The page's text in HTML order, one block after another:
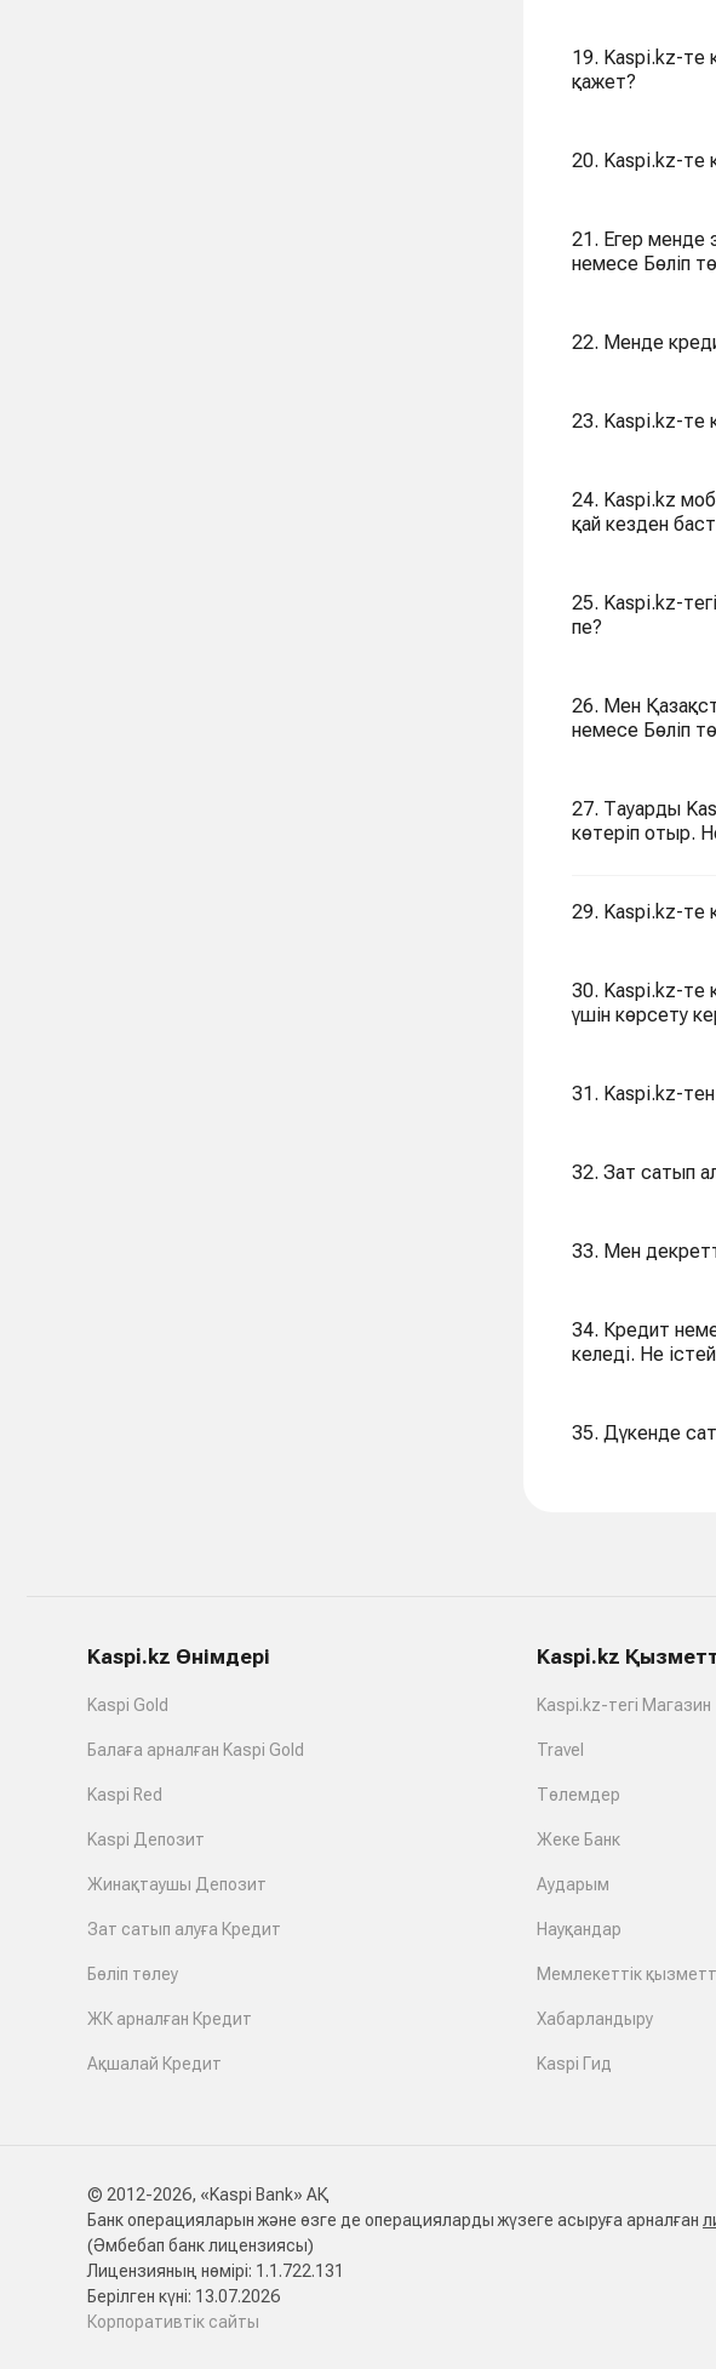
19. Kaspi.kz-те кредит немесе бөліп төлеу алу
қажет?
20. Kaspi.kz-те
21. Егер менде
немесе Бөліп
22. Менде
23. Kaspi.kz-те
24. Kaspi.kz
қай кезден
25. Kaspi.kz-
пе?
26. Мен Қазақстан
немесе Бөліп
27. Тауарды Kaspi.kz-тегі кредитке немесе Бөліп төлеуге сатып алғым келеді, бірақ сатушы бағаны
көтеріп отыр.
29. Kaspi.kz-те
30. Kaspi.kz-те
үшін көрсету
31. Kaspi.kz-
32. Зат
33. Мен
34. Кредит
келеді. Не
35. Дүкенде
Kaspi.kz Өнімдері
Kaspi Gold
Балаға арналған Kaspi Gold
Kaspi Red
Kaspi Депозит
Жинақтаушы Депозит
Зат сатып алуға Кредит
Бөліп төлеу
ЖК арналған Кредит
Ақшалай Кредит
Kaspi.kz
Kaspi.kz-тегі Магазин
Travel
Төлемдер
Жеке Банк
Аударым
Науқандар
Мемлекеттік
Хабарландыру
Kaspi Гид
© 2012-2026, «Kaspi Bank» АҚ
Банк операцияларын және өзге де операцияларды жүзеге асыруға арналған
(Әмбебап банк лицензиясы)
Лицензияның нөмірі: 1.1.722.131
Берілген күні: 13.07.2026
Корпоративтік сайты